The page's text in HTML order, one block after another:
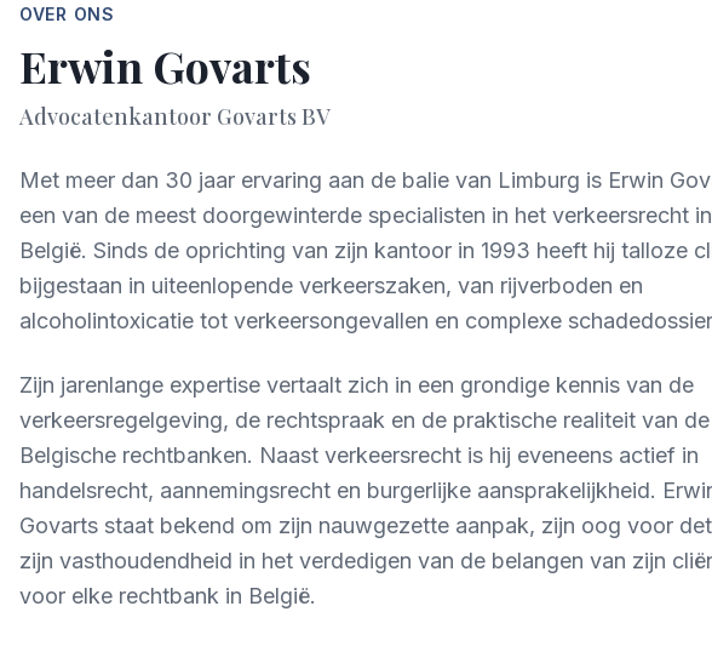
OVER ONS
Erwin Govarts
Advocatenkantoor Govarts BV
Met meer dan 30 jaar ervaring aan de balie van Limburg is Erwin
een van de meest doorgewinterde specialisten in het verkeersrecht in
België. Sinds de oprichting van zijn kantoor in 1993 heeft hij talloze
bijgestaan in uiteenlopende verkeerszaken, van rijverboden en
alcoholintoxicatie tot verkeersongevallen en complexe
Zijn jarenlange expertise vertaalt zich in een grondige kennis van de
verkeersregelgeving, de rechtspraak en de praktische realiteit van de
Belgische rechtbanken. Naast verkeersrecht is hij eveneens actief in
handelsrecht, aannemingsrecht en burgerlijke aansprakelijkheid.
Govarts staat bekend om zijn nauwgezette aanpak, zijn oog voor
zijn vasthoudendheid in het verdedigen van de belangen van zijn
voor elke rechtbank in België.